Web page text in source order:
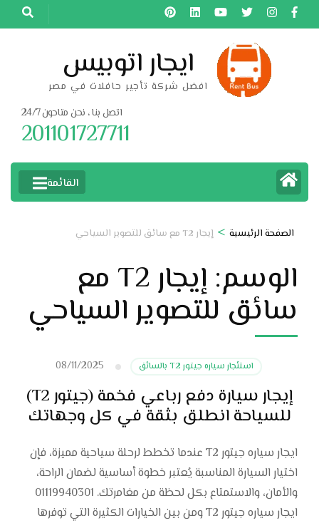
تخطى
إلى
ايجار اتوبيس
افضل شركة تأجير حافلات في مصر
اتصل بنا ، نحن متاحون 24/7
201101727711
القائمة
الصفحة الرئيسية > إيجار T2 مع سائق للتصوير السياحي
الوسم: إيجار T2 مع
سائق للتصوير السياحي
استئجار سياره جيتور T2 بالسائق 08/11/2025
إيجار سيارة دفع رباعي فخمة (جيتور T2)
للسياحة انطلق بثقة في كل وجهاتك
ايجار سياره جيتور T2 عندما تخطط لرحلة سياحية مميزة، فإن
اختيار السيارة المناسبة يُعتبر خطوة أساسية لضمان الراحة،
والأمان، والاستمتاع بكل لحظة من مغامرتك. 01119940301
ايجار سياره جيتور T2 ومن بين الخيارات الكثيرة التي توفرها